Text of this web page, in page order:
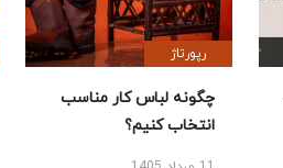
رپورتاژ
چگونه لباس کار مناسب
انتخاب کنیم؟